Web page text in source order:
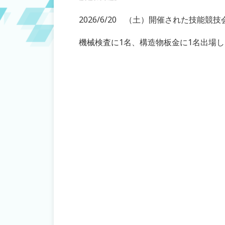
2026/6/20 （土）開催された技能競技
機械検査に1名、構造物板金に1名出場し